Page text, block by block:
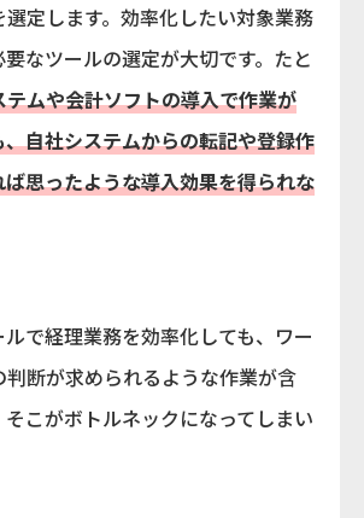
選定します。効率化したい対象業務
なツールの選定が大切です。たと
テムや会計ソフトの導入で作業が
自社システムからの転記や登録作
思ったような導入効果を得られな
ルで経理業務を効率化しても、ワー
判断が求められるような作業が含
そこがボトルネックになってしまい